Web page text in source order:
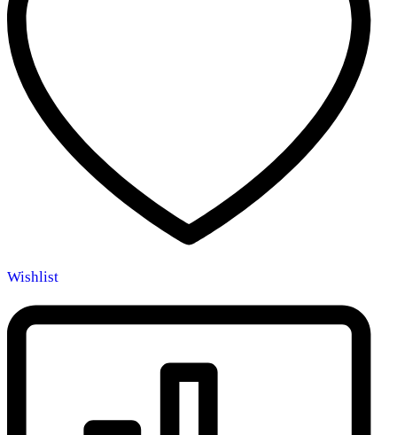
Wishlist